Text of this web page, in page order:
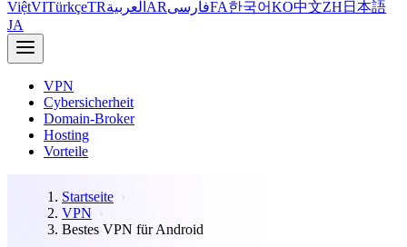
ViệtVITürkçeTRالعربية ARفارسیFA한국어KO中文ZH 日本語
JA
VPN
Cybersicherheit
Domain-Broker
Hosting
Vorteile
Startseite
VPN
Bestes VPN für Android